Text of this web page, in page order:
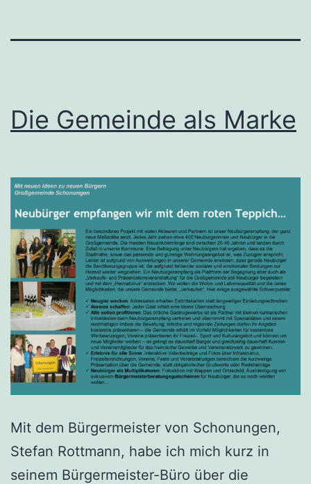
Die Gemeinde als Marke
Mit dem Bürgermeister von Schonungen,
Stefan Rottmann, habe ich mich kurz in
seinem Bürgermeister-Büro über die